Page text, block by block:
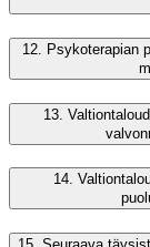
12.
Psykoterapian
13.
14.